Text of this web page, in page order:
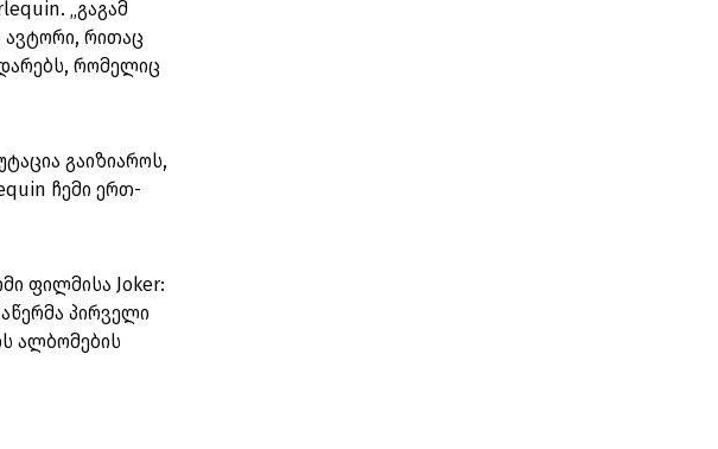
„გაგამ
ავტორი, რითაც
რომელიც
გაიზიაროს,
ჩემი ერთ-
ფილმისა Joker:
პირველი
ალბომების